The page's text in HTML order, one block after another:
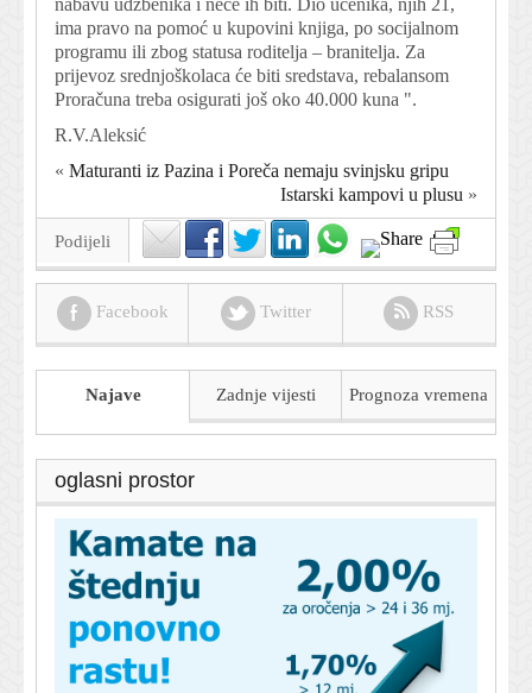
ima pravo na pomoć u kupovini knjiga, po socijalnom
programu ili zbog statusa roditelja – branitelja. Za
prijevoz srednjoškolaca će biti sredstava, rebalansom
Proračuna treba osigurati još oko 40.000 kuna ".
R.V.Aleksić
« Maturanti iz Pazina i Poreča nemaju svinjsku gripu
Istarski kampovi u plusu »
Podijeli
Facebook Twitter RSS
Najave Zadnje vijesti Prognoza vremena
oglasni prostor